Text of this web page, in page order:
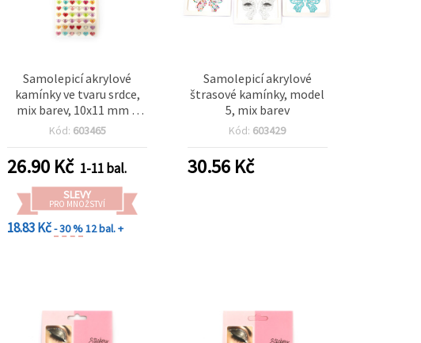
Samolepicí akrylové
kamínky ve tvaru srdce,
mix barev, 10x11 mm –
108 ks
Kód: 603465
26.90 Kč 1-11 bal.
SLEVY
PRO MNOŽSTVÍ
18.83 Kč- 30 %12 bal. +
Samolepicí akrylové
štrasové kamínky, model
5, mix barev
Kód: 603429
30.56Kč